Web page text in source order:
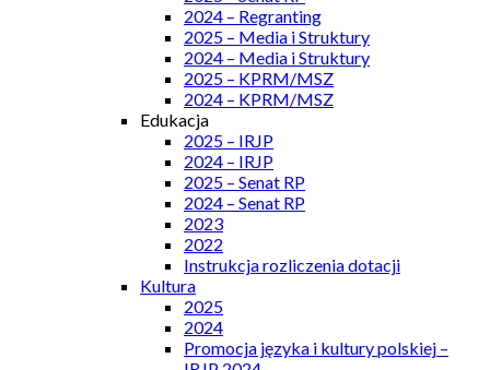
2024 – Regranting
2025 – Media i Struktury
2024 – Media i Struktury
2025 – KPRM/MSZ
2024 – KPRM/MSZ
Edukacja
2025 – IRJP
2024 – IRJP
2025 – Senat RP
2024 – Senat RP
2023
2022
Instrukcja rozliczenia dotacji
Kultura
2025
2024
Promocja języka i kultury polskiej –